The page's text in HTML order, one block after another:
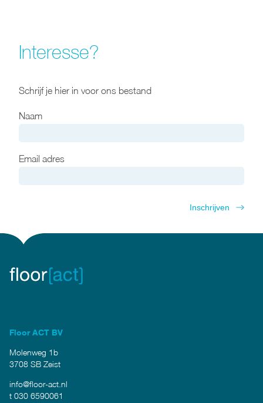
Interesse?
Schrijf je hier in voor ons bestand
Naam
Email adres
Floor ACT BV
Molenweg 1b
3708 SB Zeist
info@floor-act.nl
t 030 6590061